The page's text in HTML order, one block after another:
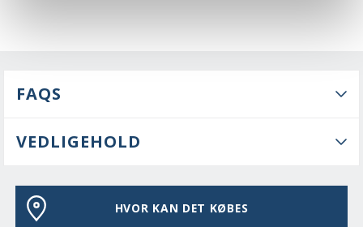
FAQS
VEDLIGEHOLD
HVOR KAN DET KØBES